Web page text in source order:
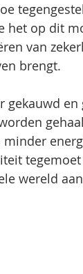
het op dit
van
brengt.
gekauwd
wereld